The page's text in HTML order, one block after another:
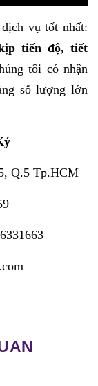
vụ tốt nhất:
tiến độ, tiết
tôi có nhận
số lượng lớn
Q.5 Tp.HCM